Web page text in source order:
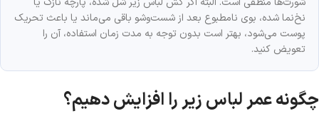
نخ‌نما شده، بوی نامطبوع بعد از شست‌وشو باقی می‌ماند یا باعث تحریک
پوست می‌شود، بهتر است بدون توجه به مدت زمان استفاده، آن را
تعویض کنید.
چگونه عمر لباس زیر را افزایش دهیم؟